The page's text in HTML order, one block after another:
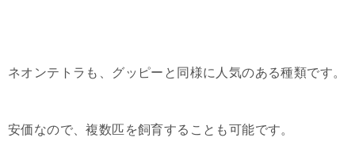
ネオンテトラも、グッピーと同様に人気のある種類です。
安価なので、複数匹を飼育することも可能です。